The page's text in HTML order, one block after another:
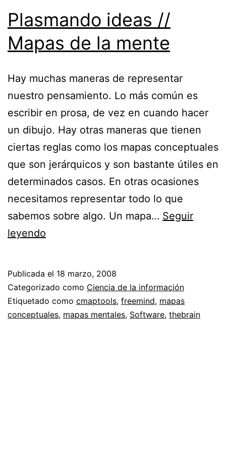
Plasmando ideas //
Mapas de la mente
Hay muchas maneras de representar
nuestro pensamiento. Lo más común es
escribir en prosa, de vez en cuando hacer
un dibujo. Hay otras maneras que tienen
ciertas reglas como los mapas conceptuales
que son jerárquicos y son bastante útiles en
determinados casos. En otras ocasiones
necesitamos representar todo lo que
sabemos sobre algo. Un mapa… Seguir
leyendo
Mapas
de
la
Publicada el 18 marzo, 2008
Categorizado como Ciencia de la información
Etiquetado como cmaptools, freemind, mapas
conceptuales, mapas mentales, Software, thebrain